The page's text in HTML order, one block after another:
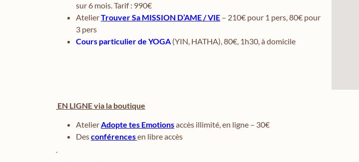
sur 6 mois. Tarif : 990€
AtelierTrouver Sa MISSION D’AME / VIE – 210€ pour 1 pers, 80€ pour
3 pers
Cours particulier de YOGA (YIN, HATHA), 80€, 1h30, à domicile
EN LIGNE via la boutique
AtelierAdopte tes Emotionsaccès illimité, en ligne – 30€
Desconférencesen libre accès